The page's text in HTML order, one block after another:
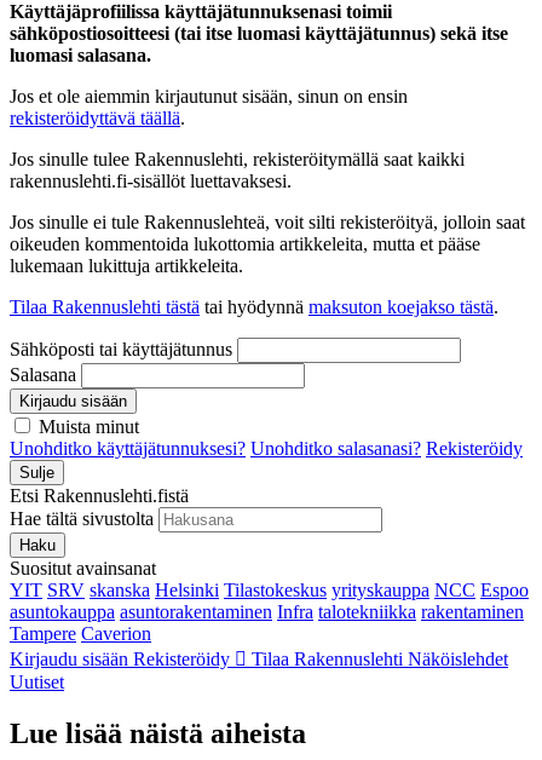
Käyttäjäprofiilissa käyttäjätunnuksenasi toimii
sähköpostiosoitteesi (tai itse luomasi käyttäjätunnus) sekä itse
luomasi salasana.
Jos et ole aiemmin kirjautunut sisään, sinun on ensin
rekisteröidyttävä täällä.
Jos sinulle tulee Rakennuslehti, rekisteröitymällä saat kaikki
rakennuslehti.fi-sisällöt luettavaksesi.
Jos sinulle ei tule Rakennuslehteä, voit silti rekisteröityä, jolloin saat
oikeuden kommentoida lukottomia artikkeleita, mutta et pääse
lukemaan lukittuja artikkeleita.
Tilaa Rakennuslehti tästä tai hyödynnä maksuton koejakso tästä.
Sähköposti tai käyttäjätunnus
Salasana
Kirjaudu sisään
Muista minut
Unohditko käyttäjätunnuksesi? Unohditko salasanasi? Rekisteröidy
Sulje
Etsi Rakennuslehti.fistä
Hae tältä sivustolta
Haku
Suositut avainsanat
YIT SRV skanska Helsinki Tilastokeskus yrityskauppa NCC Espoo
asuntokauppa asuntorakentaminen Infra talotekniikka rakentaminen
Tampere Caverion
Kirjaudu sisään Rekisteröidy Tilaa Rakennuslehti Näköislehdet
Uutiset
Lue lisää näistä aiheista